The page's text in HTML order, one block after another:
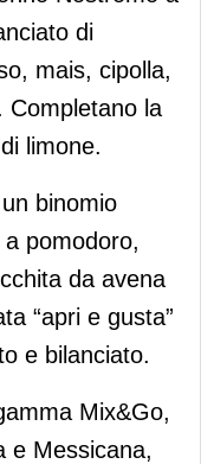
di
mais, cipolla,
Completano la
limone.
binomio
pomodoro,
da avena
“apri e gusta”
e bilanciato.
Mix&Go,
e Messicana,